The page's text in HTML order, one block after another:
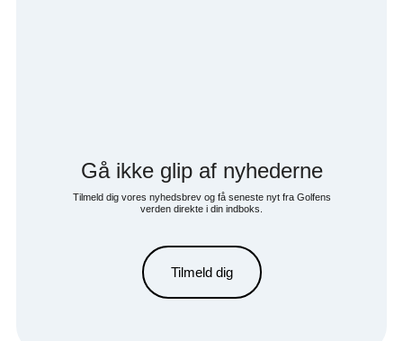
Gå ikke glip af nyhederne
Tilmeld dig vores nyhedsbrev og få seneste nyt fra Golfens
verden direkte i din indboks.
Tilmeld dig